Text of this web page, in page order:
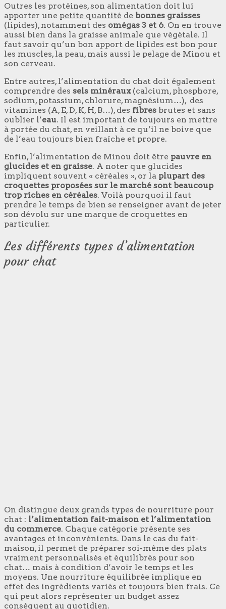
Outres les protéines, son alimentation doit lui
apporter une petite quantité de bonnes graisses
(lipides), notamment des omégas 3 et 6. On en trouve
aussi bien dans la graisse animale que végétale. Il
faut savoir qu’un bon apport de lipides est bon pour
les muscles, la peau, mais aussi le pelage de Minou et
son cerveau.
Entre autres, l’alimentation du chat doit également
comprendre des sels minéraux(calcium, phosphore,
sodium, potassium, chlorure, magnésium…), des
vitamines (A, E, D, K, H, B…), des fibres brutes et sans
oublier l’eau. Il est important de toujours en mettre
à portée du chat, en veillant à ce qu’il ne boive que
de l’eau toujours bien fraîche et propre.
Enfin, l’alimentation de Minou doit être pauvre en
glucides et en graisse. A noter que glucides
impliquent souvent « céréales », or la plupart des
croquettes proposées sur le marché sont beaucoup
trop riches en céréales. Voilà pourquoi il faut
prendre le temps de bien se renseigner avant de jeter
son dévolu sur une marque de croquettes en
particulier.
Les différents types d’alimentation
pour chat
On distingue deux grands types de nourriture pour
chat : l’alimentation fait-maison et l’alimentation
du commerce. Chaque catégorie présente ses
avantages et inconvénients. Dans le cas du fait-
maison, il permet de préparer soi-même des plats
vraiment personnalisés et équilibrés pour son
chat… mais à condition d’avoir le temps et les
moyens. Une nourriture équilibrée implique en
effet des ingrédients variés et toujours bien frais. Ce
qui peut alors représenter un budget assez
conséquent au quotidien.